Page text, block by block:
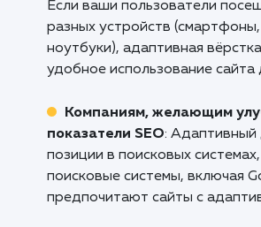
эффективность своего
Начните сегодня
вёрстки с нашим
потребности и начать путь
Кому подходит